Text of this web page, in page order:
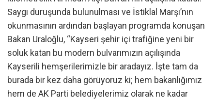
Saygı duruşunda bulunulması ve İstiklal Marşı’nın
okunmasının ardından başlayan programda konuşan
Bakan Uraloğlu, “Kayseri şehir içi trafiğine yeni bir
soluk katan bu modern bulvarımızın açılışında
Kayserili hemşerilerimizle bir aradayız. İşte tam da
burada bir kez daha görüyoruz ki; hem bakanlığımız
hem de AK Parti belediyelerimiz olarak ne kadar